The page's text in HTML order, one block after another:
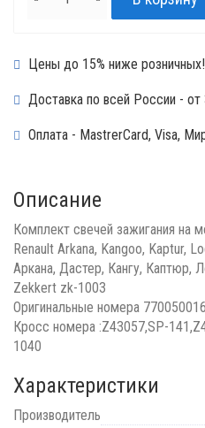
Цены до 15% ниже розничных!
Доставка по всей России - от
Оплата - MastrerCard, Visa,
Описание
Комплект свечей зажигания на
Renault Arkana, Kangoo, Kaptur,
Аркана, Дастер, Кангу, Каптюр,
Zekkert zk-1003
Оригинальные номера
Кросс номера :Z43057,SP-
1040
Характеристики
Производитель